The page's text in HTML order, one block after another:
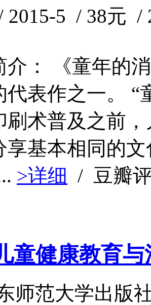
2015-5 / 38元 /
介： 《童年的
代表作之一。 “
刷术普及之前
享基本相同的
>详细 / 豆瓣
童健康教育与
师范大学出版